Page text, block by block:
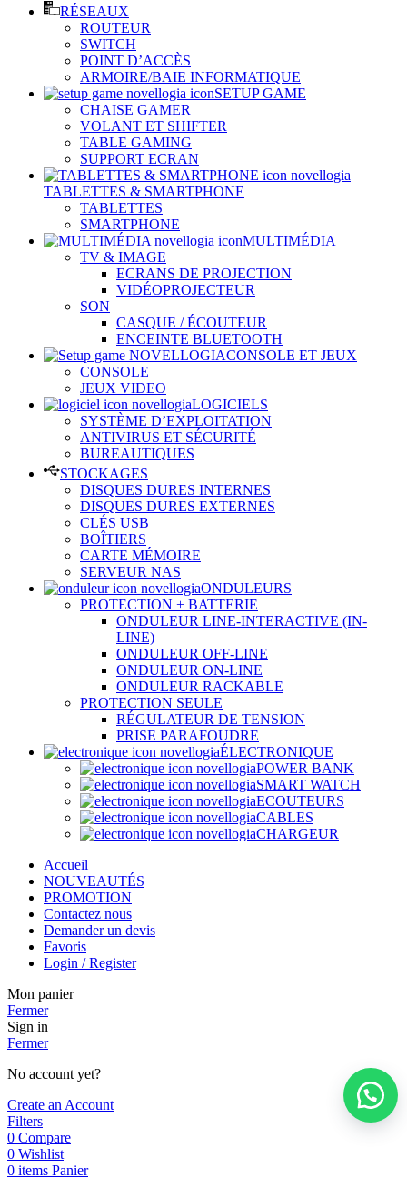
RÉSEAUX
ROUTEUR
SWITCH
POINT D’ACCÈS
ARMOIRE/BAIE INFORMATIQUE
SETUP GAME
CHAISE GAMER
VOLANT ET SHIFTER
TABLE GAMING
SUPPORT ECRAN
TABLETTES & SMARTPHONE
TABLETTES
SMARTPHONE
MULTIMÉDIA
TV & IMAGE
ECRANS DE PROJECTION
VIDÉOPROJECTEUR
SON
CASQUE / ÉCOUTEUR
ENCEINTE BLUETOOTH
CONSOLE ET JEUX
CONSOLE
JEUX VIDEO
LOGICIELS
SYSTÈME D’EXPLOITATION
ANTIVIRUS ET SÉCURITÉ
BUREAUTIQUES
STOCKAGES
DISQUES DURES INTERNES
DISQUES DURES EXTERNES
CLÉS USB
BOÎTIERS
CARTE MÉMOIRE
SERVEUR NAS
ONDULEURS
PROTECTION + BATTERIE
ONDULEUR LINE-INTERACTIVE (IN-
LINE)
ONDULEUR OFF-LINE
ONDULEUR ON-LINE
ONDULEUR RACKABLE
PROTECTION SEULE
RÉGULATEUR DE TENSION
PRISE PARAFOUDRE
ÉLECTRONIQUE
POWER BANK
SMART WATCH
ECOUTEURS
CABLES
CHARGEUR
Accueil
NOUVEAUTÉS
PROMOTION
Contactez nous
Demander un devis
Favoris
Login / Register
Mon panier
Fermer
Sign in
Fermer
No account yet?
Create an Account
Filters
0 Compare
0 Wishlist
0 items Panier